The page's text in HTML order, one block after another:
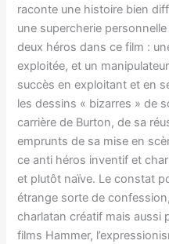
raconte une histoire bien
une supercherie
deux héros dans ce film :
exploitée, et un
succès en exploitant et en
les dessins « bizarres » de
carrière de Burton, de sa
emprunts de sa mise en
ce anti héros inventif et
et plutôt naïve. Le constat
étrange sorte de
charlatan créatif mais aussi
films Hammer,